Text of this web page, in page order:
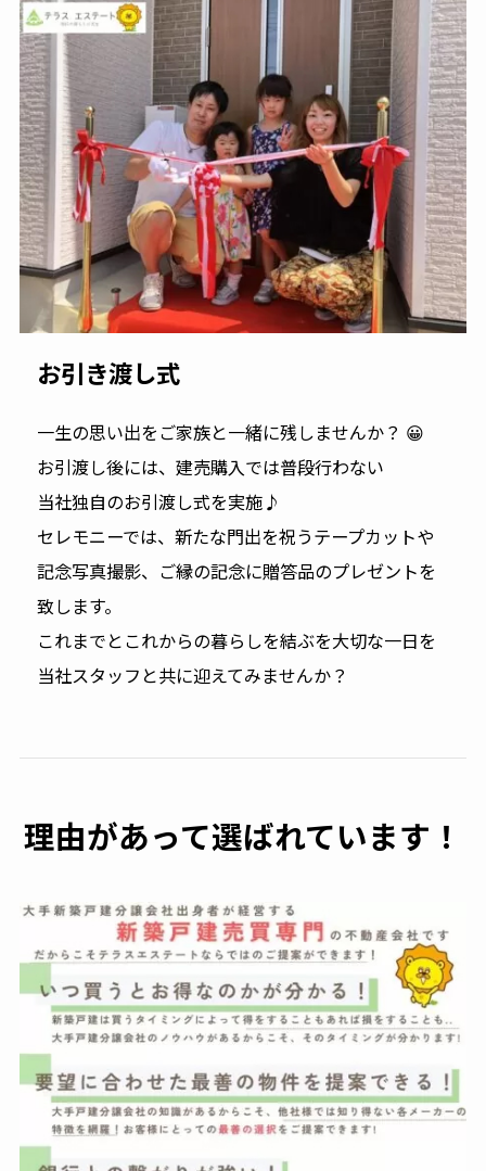
お引き渡し式
一生の思い出をご家族と一緒に残しませんか？ 😀
お引渡し後には、建売購入では普段行わない
当社独自のお引渡し式を実施♪
セレモニーでは、新たな門出を祝うテープカットや
記念写真撮影、ご縁の記念に贈答品のプレゼントを
致します。
これまでとこれからの暮らしを結ぶを大切な一日を
当社スタッフと共に迎えてみませんか？
理由があって選ばれています！